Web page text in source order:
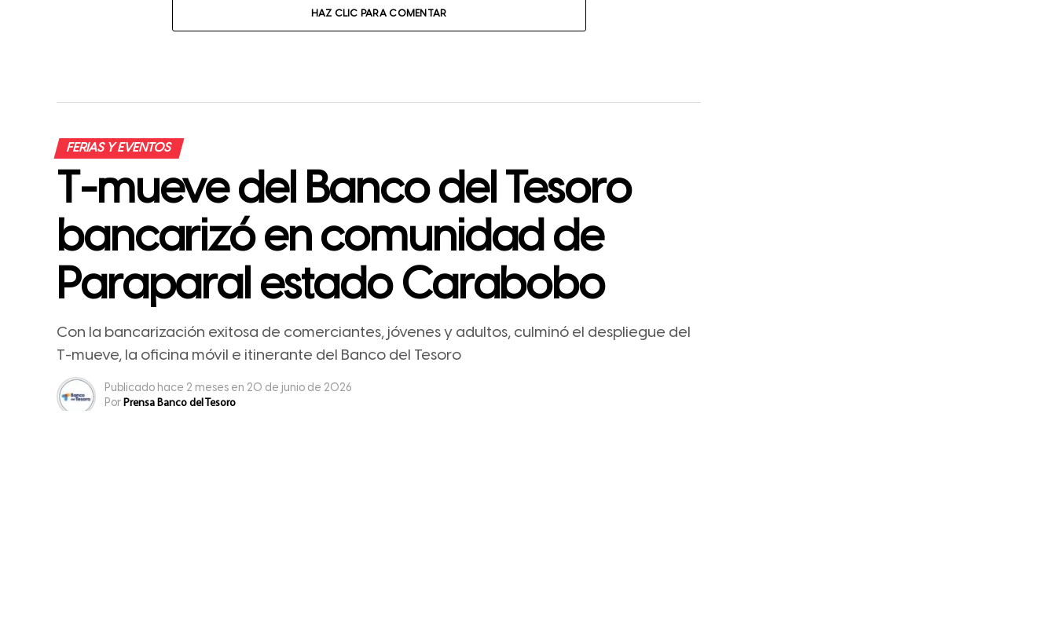
HAZ CLIC PARA COMENTAR
FERIAS Y EVENTOS
T-mueve del Banco del Tesoro
bancarizó en comunidad de
Paraparal estado Carabobo
Con la bancarización exitosa de comerciantes, jóvenes y adultos, culminó el despliegue del
T-mueve, la oficina móvil e itinerante del Banco del Tesoro
Publicado hace 2 meses en 20 de junio de 2026
Por Prensa Banco del Tesoro